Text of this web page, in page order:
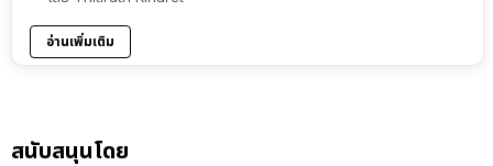
อ่านเพิ่มเติม
สนับสนุนโดย